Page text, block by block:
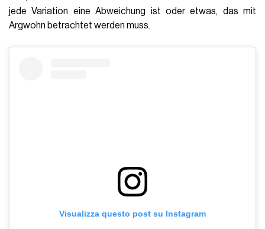
jede Variation eine Abweichung ist oder etwas, das mit
Argwohn betrachtet werden muss.
Visualizza questo post su Instagram